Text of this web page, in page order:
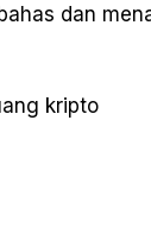
dan
kripto